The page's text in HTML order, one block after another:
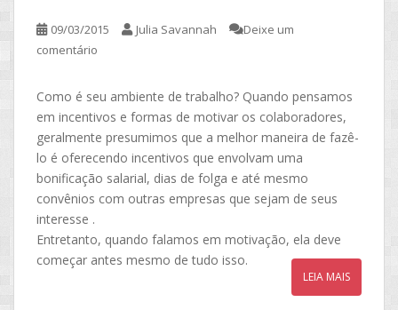
09/03/2015 Julia Savannah
Deixe um
comentário
Como é seu ambiente de trabalho? Quando pensamos
em incentivos e formas de motivar os colaboradores,
geralmente presumimos que a melhor maneira de fazê-
lo é oferecendo incentivos que envolvam uma
bonificação salarial, dias de folga e até mesmo
convênios com outras empresas que sejam de seus
interesse .
Entretanto, quando falamos em motivação, ela deve
começar antes mesmo de tudo isso.
LEIA MAIS